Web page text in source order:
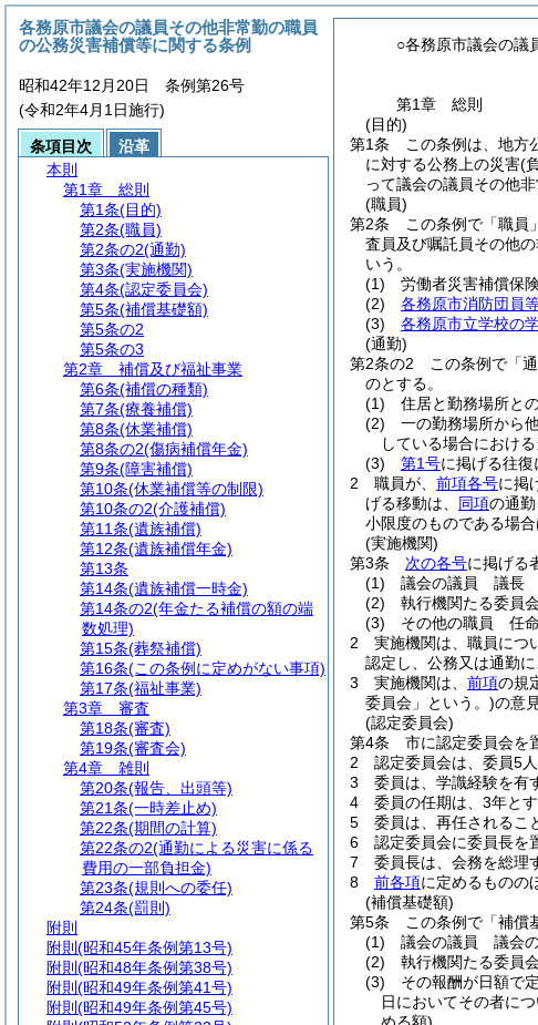
○各務原市議会の議
第1章
総則
(目的)
第1条
この条例は、地方
に対する公務上の災害(
って議会の議員その他
(職員)
第2条
この条例で「職員
査員及び嘱託員その他
いう。
(1)
労働者災害補償保
(2)
各務原市消防団員
(3)
各務原市立学校の
(通勤)
第2条の2
この条例で「
のとする。
(1)
住居と勤務場所と
(2)
一の勤務場所から
している場合におけ
(3)
第1号に掲げる往
2
職員が、 前項各号に掲
げる移動は、 同項の通勤
小限度のものである場
(実施機関)
第3条
次の各号に掲げる
(1)
議会の議員 議長
(2)
執行機関たる委員
(3)
その他の職員 任
2
実施機関は、職員につ
認定し、公務又は通勤
3
実施機関は、 前項の規
委員会」という。)の意
(認定委員会)
第4条
市に認定委員会を
2
認定委員会は、委員5
3
委員は、学識経験を有
4
委員の任期は、3年とす
5
委員は、再任されるこ
6
認定委員会に委員長を
7
委員長は、会務を総理
8
前各項に定めるものの
(補償基礎額)
第5条
この条例で「補償
(1)
議会の議員 議会
(2)
執行機関たる委員
(3)
その報酬が日額で
日においてその者に
各務原市議会の議員その他非常勤の職員
の公務災害補償等に関する条例
昭和42年12月20日 条例第26号
(令和2年4月1日施行)
条項目次
沿革
本則
第1章
総則
第1条(目的)
第2条(職員)
第2条の2(通勤)
第3条(実施機関)
第4条(認定委員会)
第5条(補償基礎額)
第5条の2
第5条の3
第2章
補償及び福祉事業
第6条(補償の種類)
第7条(療養補償)
第8条(休業補償)
第8条の2(傷病補償年金)
第9条(障害補償)
第10条(休業補償等の制限)
第10条の2(介護補償)
第11条(遺族補償)
第12条(遺族補償年金)
第13条
第14条(遺族補償一時金)
第14条の2(年金たる補償の額の端
数処理)
第15条(葬祭補償)
第16条(この条例に定めがない事項)
第17条(福祉事業)
第3章
審査
第18条(審査)
第19条(審査会)
第4章
雑則
第20条(報告、出頭等)
第21条(一時差止め)
第22条(期間の計算)
第22条の2(通勤による災害に係る
費用の一部負担金)
第23条(規則への委任)
第24条(罰則)
附則
附則 (昭和45年条例第13号)
附則 (昭和48年条例第38号)
附則 (昭和49年条例第41号)
附則 (昭和49年条例第45号)